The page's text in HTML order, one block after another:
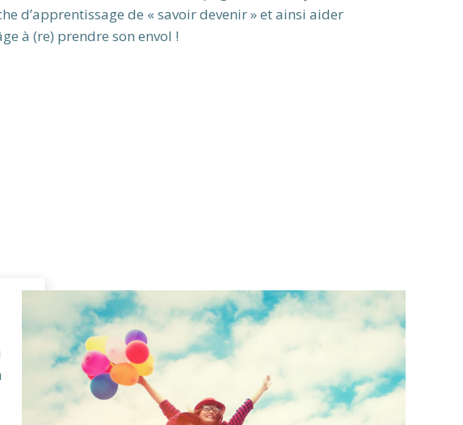
d’apprentissage de « savoir devenir » et ainsi aider
à (re) prendre son envol !